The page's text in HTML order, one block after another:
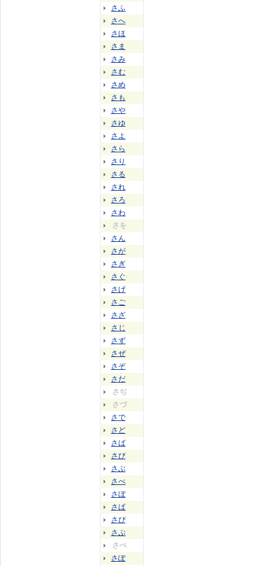
さふ
さへ
さほ
さま
さみ
さむ
さめ
さも
さや
さゆ
さよ
さら
さり
さる
され
さろ
さわ
さを
さん
さが
さぎ
さぐ
さげ
さご
さざ
さじ
さず
さぜ
さぞ
さだ
さぢ
さづ
さで
さど
さば
さび
さぶ
さべ
さぼ
さぱ
さぴ
さぷ
さぺ
さぽ